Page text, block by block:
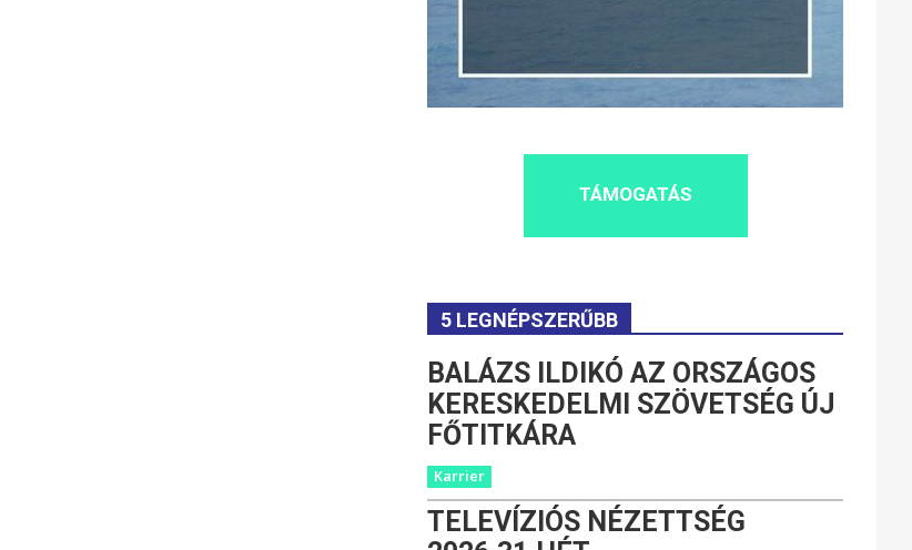
TÁMOGATÁS
5 LEGNÉPSZERŰBB
BALÁZS ILDIKÓ AZ ORSZÁGOS
KERESKEDELMI SZÖVETSÉG ÚJ
FŐTITKÁRA
Karrier
TELEVÍZIÓS NÉZETTSÉG